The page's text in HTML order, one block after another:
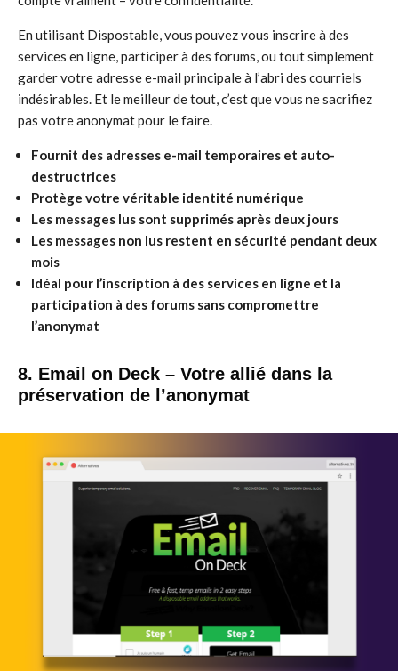
En utilisant Dispostable, vous pouvez vous inscrire à des
services en ligne, participer à des forums, ou tout simplement
garder votre adresse e-mail principale à l’abri des courriels
indésirables. Et le meilleur de tout, c’est que vous ne sacrifiez
pas votre anonymat pour le faire.
Fournit des adresses e-mail temporaires et auto-
destructrices
Protège votre véritable identité numérique
Les messages lus sont supprimés après deux jours
Les messages non lus restent en sécurité pendant deux
mois
Idéal pour l’inscription à des services en ligne et la
participation à des forums sans compromettre
l’anonymat
8. Email on Deck – Votre allié dans la
préservation de l’anonymat